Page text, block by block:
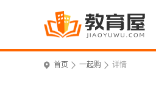
首页 一起购 详情